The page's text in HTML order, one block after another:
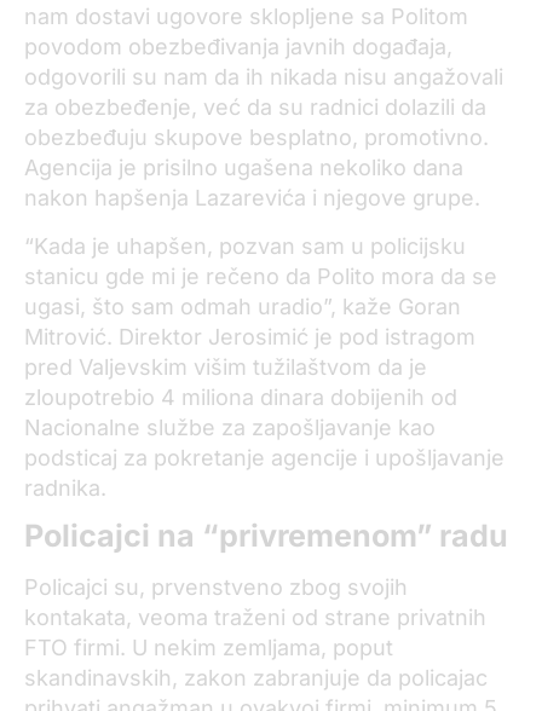
nam dostavi ugovore sklopljene sa Politom
povodom obezbeđivanja javnih događaja,
odgovorili su nam da ih nikada nisu angažovali
za obezbeđenje, već da su radnici dolazili da
obezbeđuju skupove besplatno, promotivno.
Agencija je prisilno ugašena nekoliko dana
nakon hapšenja Lazarevića i njegove grupe.
“Kada je uhapšen, pozvan sam u policijsku
stanicu gde mi je rečeno da Polito mora da se
ugasi, što sam odmah uradio”, kaže Goran
Mitrović. Direktor Jerosimić je pod istragom
pred Valjevskim višim tužilaštvom da je
zloupotrebio 4 miliona dinara dobijenih od
Nacionalne službe za zapošljavanje kao
podsticaj za pokretanje agencije i upošljavanje
radnika.
Policajci na “privremenom” radu
Policajci su, prvenstveno zbog svojih
kontakata, veoma traženi od strane privatnih
FTO firmi. U nekim zemljama, poput
skandinavskih, zakon zabranjuje da policajac